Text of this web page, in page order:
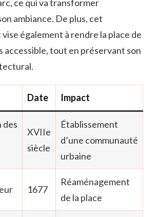
ce qui va transformer
ambiance. De plus, cet
également à rendre la place de
accessible, tout en préservant son
Date Impact
des
XVIIe
siècle
Établissement
d’une communauté
urbaine
1677
Réaménagement
de la place